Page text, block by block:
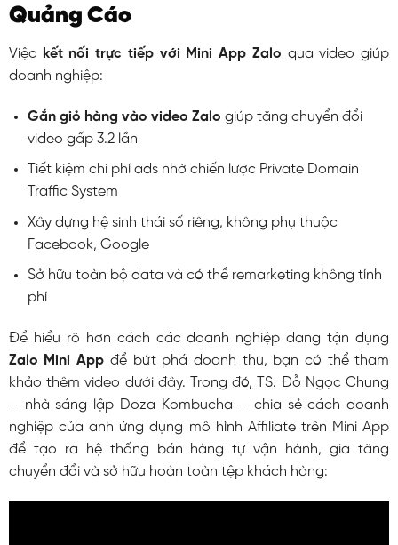
Quảng Cáo
Việc kết nối trực tiếp với Mini App Zalo qua video giúp
doanh nghiệp:
Gắn giỏ hàng vào video Zalo giúp tăng chuyển đổi
video gấp 3.2 lần
Tiết kiệm chi phí ads nhờ chiến lược Private Domain
Traffic System
Xây dựng hệ sinh thái số riêng, không phụ thuộc
Facebook, Google
Sở hữu toàn bộ data và có thể remarketing không tính
phí
Để hiểu rõ hơn cách các doanh nghiệp đang tận dụng
Zalo Mini App để bứt phá doanh thu, bạn có thể tham
khảo thêm video dưới đây. Trong đó, TS. Đỗ Ngọc Chung
– nhà sáng lập Doza Kombucha – chia sẻ cách doanh
nghiệp của anh ứng dụng mô hình Affiliate trên Mini App
để tạo ra hệ thống bán hàng tự vận hành, gia tăng
chuyển đổi và sở hữu hoàn toàn tệp khách hàng: